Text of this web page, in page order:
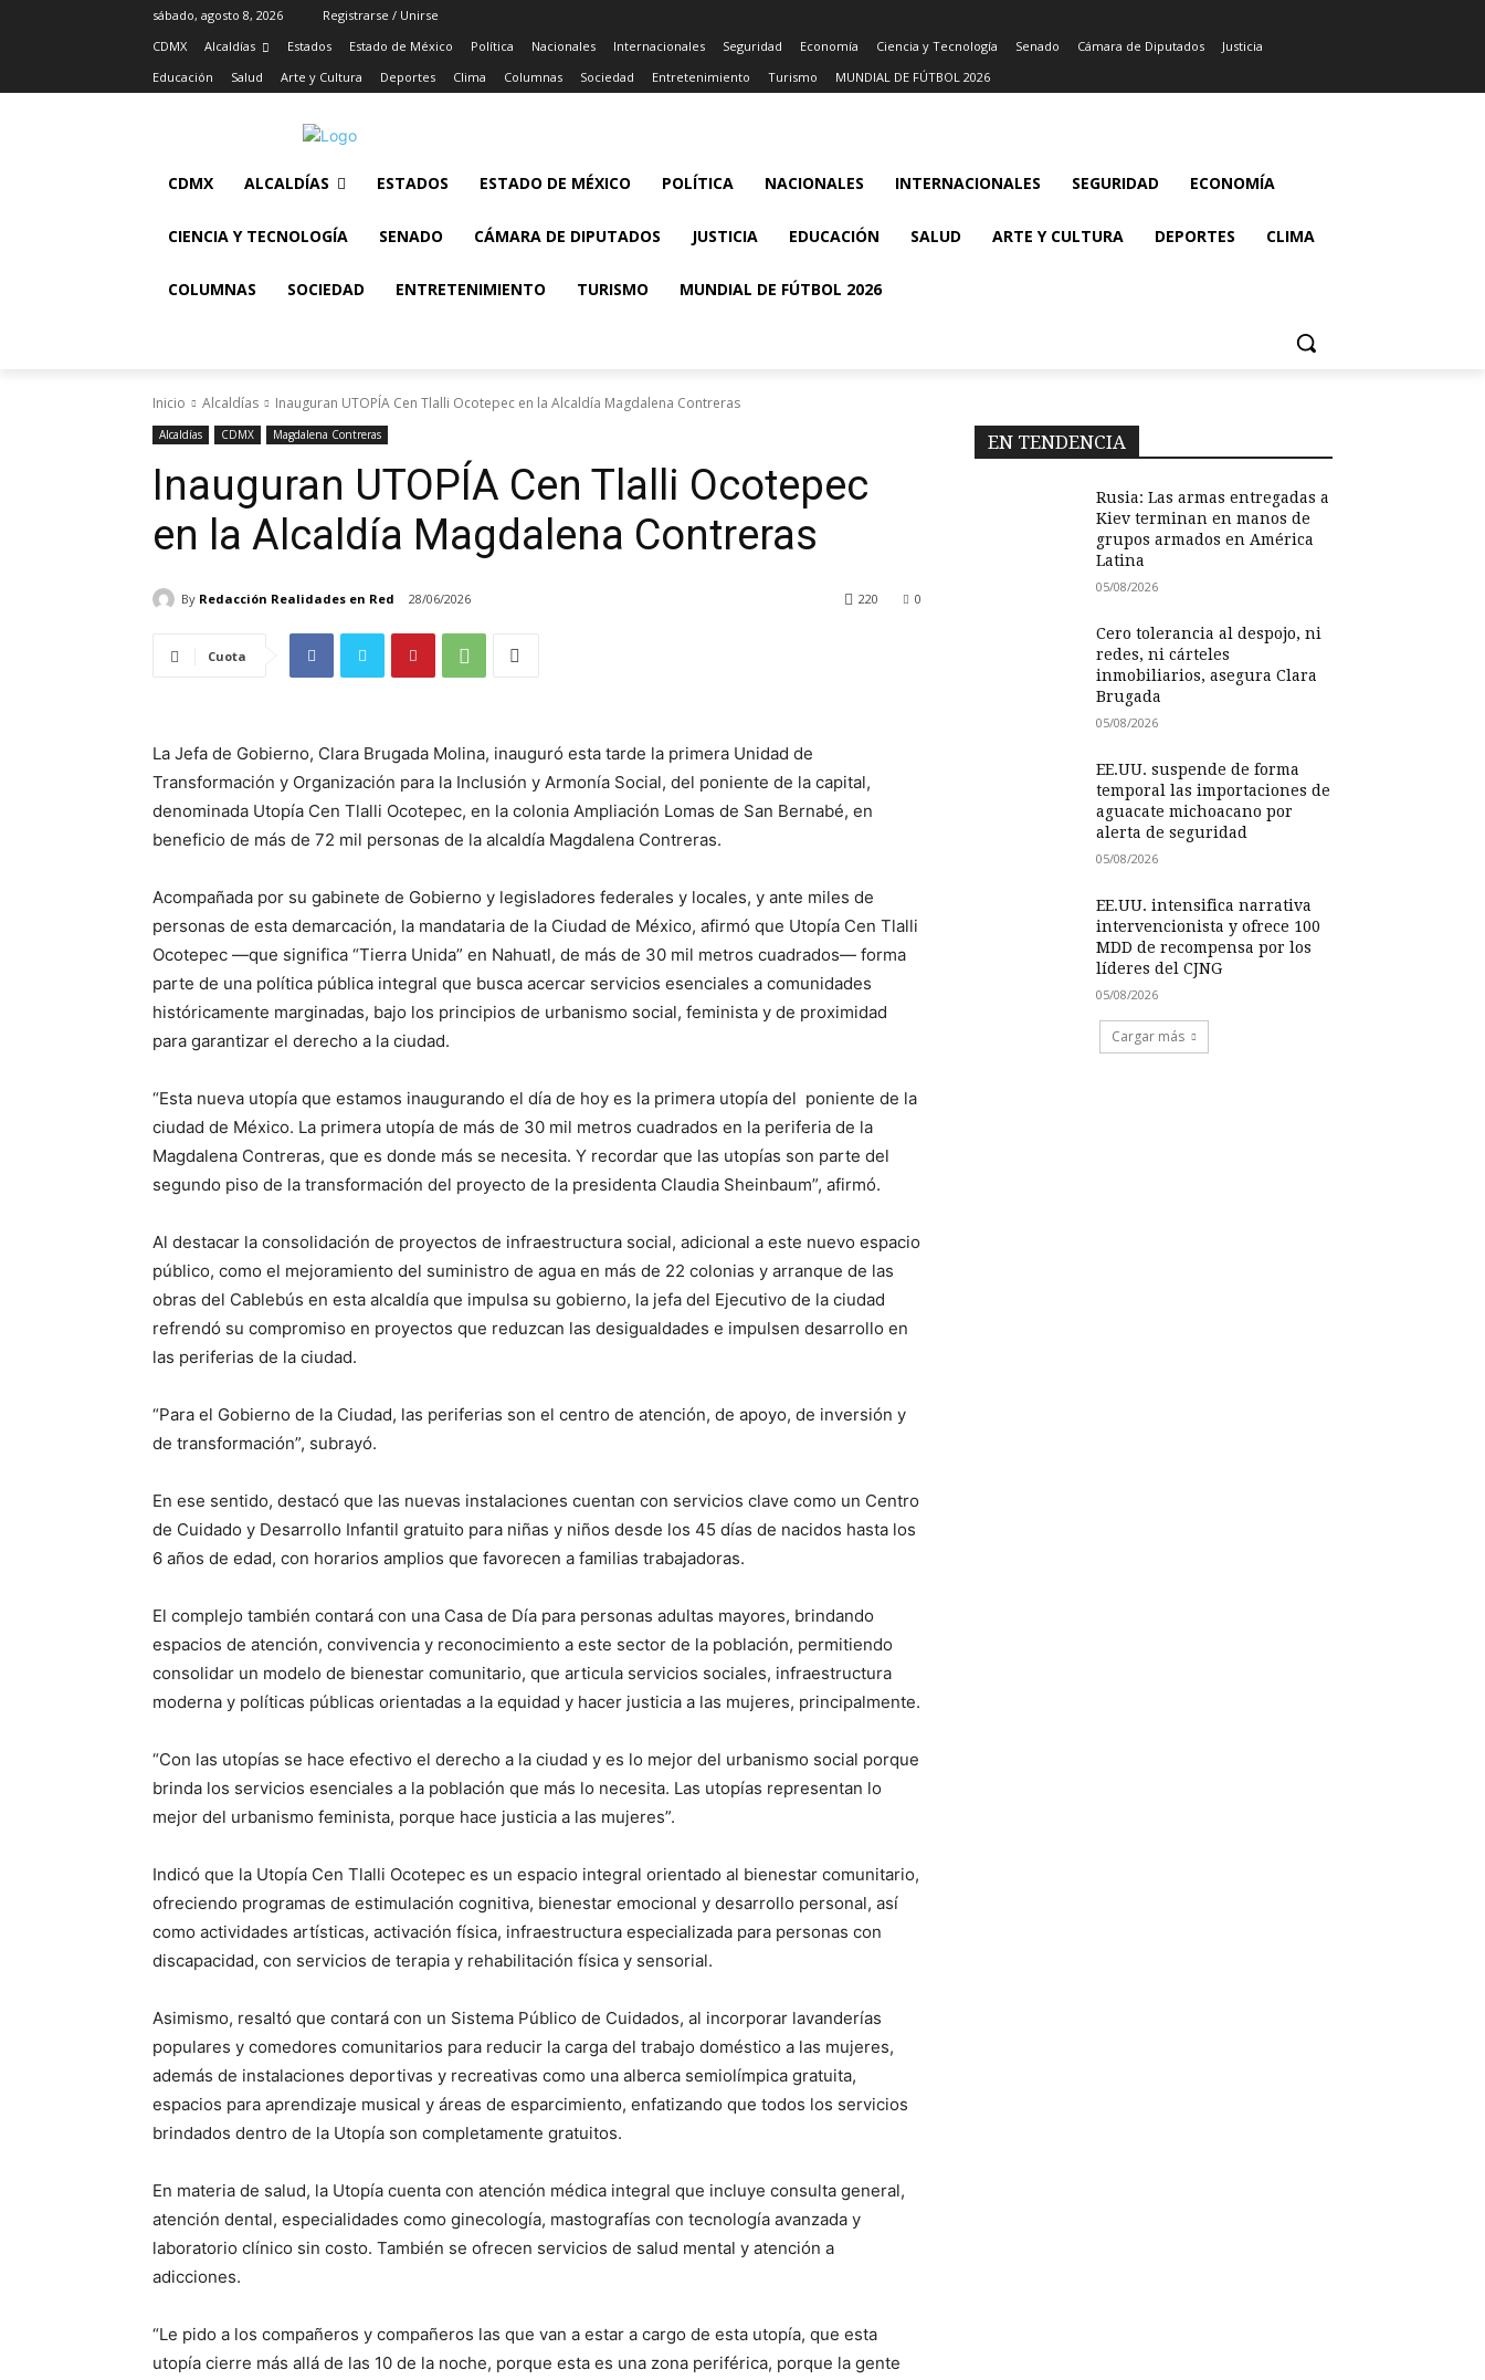
sábado, agosto 8, 2026
Registrarse / Unirse
CDMX
Alcaldías Estados Estado de México Política Nacionales Internacionales Seguridad Economía Ciencia y Tecnología Senado Cámara de Diputados
Justicia
Educación
Salud Arte y Cultura Deportes Clima Columnas Sociedad Entretenimiento Turismo MUNDIAL DE FÚTBOL 2026
CDMX ALCALDÍAS ESTADOS ESTADO DE MÉXICO POLÍTICA NACIONALES INTERNACIONALES SEGURIDAD ECONOMÍA
CIENCIA Y TECNOLOGÍA SENADO CÁMARA DE DIPUTADOS JUSTICIA EDUCACIÓN SALUD ARTE Y CULTURA DEPORTES CLIMA
COLUMNAS SOCIEDAD ENTRETENIMIENTO TURISMO MUNDIAL DE FÚTBOL 2026
Inicio Alcaldías Inauguran UTOPÍA Cen Tlalli Ocotepec en la Alcaldía Magdalena Contreras
Alcaldías CDMX Magdalena Contreras
Inauguran UTOPÍA Cen Tlalli Ocotepec
en la Alcaldía Magdalena Contreras
By Redacción Realidades en Red 28/06/2026 0
220
Cuota
La Jefa de Gobierno, Clara Brugada Molina, inauguró esta tarde la primera Unidad de
Transformación y Organización para la Inclusión y Armonía Social, del poniente de la capital,
denominada Utopía Cen Tlalli Ocotepec, en la colonia Ampliación Lomas de San Bernabé, en
beneficio de más de 72 mil personas de la alcaldía Magdalena Contreras.
Acompañada por su gabinete de Gobierno y legisladores federales y locales, y ante miles de
personas de esta demarcación, la mandataria de la Ciudad de México, afirmó que Utopía Cen Tlalli
Ocotepec —que significa “Tierra Unida” en Nahuatl, de más de 30 mil metros cuadrados— forma
parte de una política pública integral que busca acercar servicios esenciales a comunidades
históricamente marginadas, bajo los principios de urbanismo social, feminista y de proximidad
para garantizar el derecho a la ciudad.
“Esta nueva utopía que estamos inaugurando el día de hoy es la primera utopía del poniente de la
ciudad de México. La primera utopía de más de 30 mil metros cuadrados en la periferia de la
Magdalena Contreras, que es donde más se necesita. Y recordar que las utopías son parte del
segundo piso de la transformación del proyecto de la presidenta Claudia Sheinbaum”, afirmó.
Al destacar la consolidación de proyectos de infraestructura social, adicional a este nuevo espacio
público, como el mejoramiento del suministro de agua en más de 22 colonias y arranque de las
obras del Cablebús en esta alcaldía que impulsa su gobierno, la jefa del Ejecutivo de la ciudad
refrendó su compromiso en proyectos que reduzcan las desigualdades e impulsen desarrollo en
las periferias de la ciudad.
“Para el Gobierno de la Ciudad, las periferias son el centro de atención, de apoyo, de inversión y
de transformación”, subrayó.
En ese sentido, destacó que las nuevas instalaciones cuentan con servicios clave como un Centro
de Cuidado y Desarrollo Infantil gratuito para niñas y niños desde los 45 días de nacidos hasta los
6 años de edad, con horarios amplios que favorecen a familias trabajadoras.
El complejo también contará con una Casa de Día para personas adultas mayores, brindando
espacios de atención, convivencia y reconocimiento a este sector de la población, permitiendo
consolidar un modelo de bienestar comunitario, que articula servicios sociales, infraestructura
moderna y políticas públicas orientadas a la equidad y hacer justicia a las mujeres, principalmente.
“Con las utopías se hace efectivo el derecho a la ciudad y es lo mejor del urbanismo social porque
brinda los servicios esenciales a la población que más lo necesita. Las utopías representan lo
mejor del urbanismo feminista, porque hace justicia a las mujeres”.
Indicó que la Utopía Cen Tlalli Ocotepec es un espacio integral orientado al bienestar comunitario,
ofreciendo programas de estimulación cognitiva, bienestar emocional y desarrollo personal, así
como actividades artísticas, activación física, infraestructura especializada para personas con
discapacidad, con servicios de terapia y rehabilitación física y sensorial.
Asimismo, resaltó que contará con un Sistema Público de Cuidados, al incorporar lavanderías
populares y comedores comunitarios para reducir la carga del trabajo doméstico a las mujeres,
además de instalaciones deportivas y recreativas como una alberca semiolímpica gratuita,
espacios para aprendizaje musical y áreas de esparcimiento, enfatizando que todos los servicios
brindados dentro de la Utopía son completamente gratuitos.
En materia de salud, la Utopía cuenta con atención médica integral que incluye consulta general,
atención dental, especialidades como ginecología, mastografías con tecnología avanzada y
laboratorio clínico sin costo. También se ofrecen servicios de salud mental y atención a
adicciones.
“Le pido a los compañeros y compañeros las que van a estar a cargo de esta utopía, que esta
utopía cierre más allá de las 10 de la noche, porque esta es una zona periférica, porque la gente
EN TENDENCIA
Rusia: Las armas entregadas a
Kiev terminan en manos de
grupos armados en América
Latina
05/08/2026
Cero tolerancia al despojo, ni
redes, ni cárteles
inmobiliarios, asegura Clara
Brugada
05/08/2026
EE.UU. suspende de forma
temporal las importaciones de
aguacate michoacano por
alerta de seguridad
05/08/2026
EE.UU. intensifica narrativa
intervencionista y ofrece 100
MDD de recompensa por los
líderes del CJNG
05/08/2026
Cargar más